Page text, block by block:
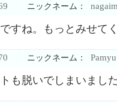
ニックネーム：
すね。もっとみせて
ニックネーム： Pamyu
も脱いでしまいまし